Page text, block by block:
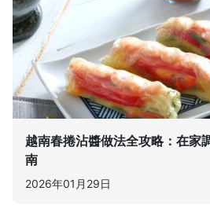
越南春捲沾醬做法全攻略：在家
南
2026年01月29日